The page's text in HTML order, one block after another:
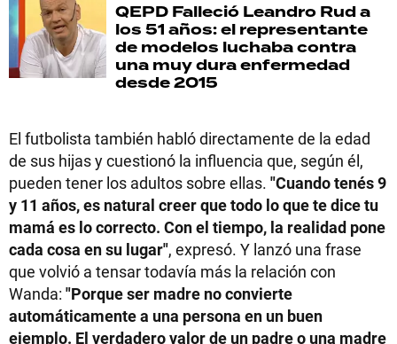
QEPD Falleció Leandro Rud a
los 51 años: el representante
de modelos luchaba contra
una muy dura enfermedad
desde 2015
El futbolista también habló directamente de la edad
de sus hijas y cuestionó la influencia que, según él,
pueden tener los adultos sobre ellas. "Cuando tenés 9
y 11 años, es natural creer que todo lo que te dice tu
mamá es lo correcto. Con el tiempo, la realidad pone
cada cosa en su lugar", expresó. Y lanzó una frase
que volvió a tensar todavía más la relación con
Wanda: "Porque ser madre no convierte
automáticamente a una persona en un buen
ejemplo. El verdadero valor de un padre o una madre